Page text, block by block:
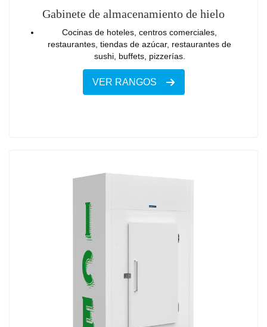
Gabinete de almacenamiento de hielo
Cocinas de hoteles, centros comerciales,
restaurantes, tiendas de azúcar, restaurantes de
sushi, buffets, pizzerías.
VER RANGOS